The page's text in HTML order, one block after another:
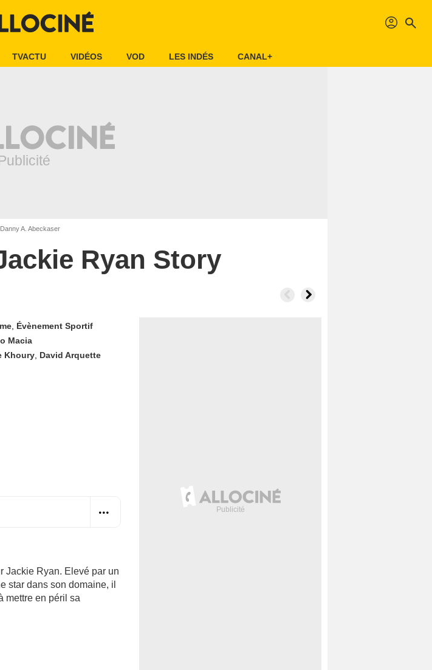
profil search
TVACTU VIDÉOS VOD LES INDÉS CANAL+
A. Abeckaser
Ryan Story
Évènement Sportif
Macia
Khoury David Arquette
Jackie Ryan. Elevé par un
star dans son domaine, il
mettre en péril sa